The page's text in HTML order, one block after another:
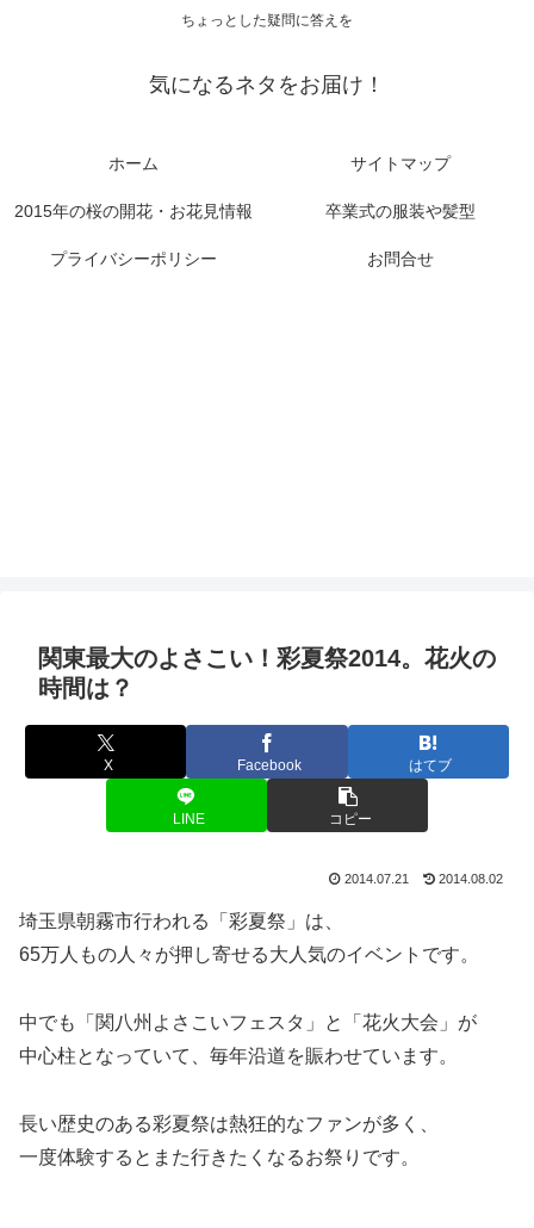
ちょっとした疑問に答えを
気になるネタをお届け！
ホーム サイトマップ
2015年の桜の開花・お花見情報 卒業式の服装や髪型
プライバシーポリシー お問合せ
関東最大のよさこい！彩夏祭2014。花火の
時間は？
X Facebook はてブ
LINE コピー
2014.07.21 2014.08.02
埼玉県朝霧市行われる「彩夏祭」は、
65万人もの人々が押し寄せる大人気のイベントです。
中でも 「関八州よさこいフェスタ」と「花火大会」 が
中心柱となっていて、毎年沿道を賑わせています。
長い歴史のある彩夏祭は熱狂的なファンが多く、
一度体験するとまた行きたくなるお祭りです。